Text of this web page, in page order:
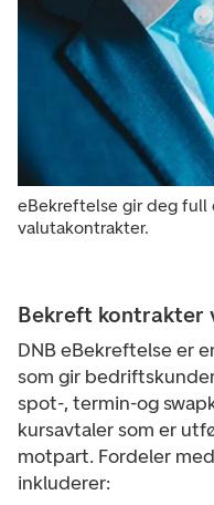
eBekreftelse gir deg full
valutakontrakter.
Bekreft kontrakter
DNB eBekreftelse er
som gir
spot-, termin-og
kursavtaler som er
motpart. Fordeler
inkluderer: